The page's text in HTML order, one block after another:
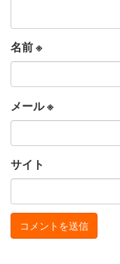
名前※
メール※
サイト